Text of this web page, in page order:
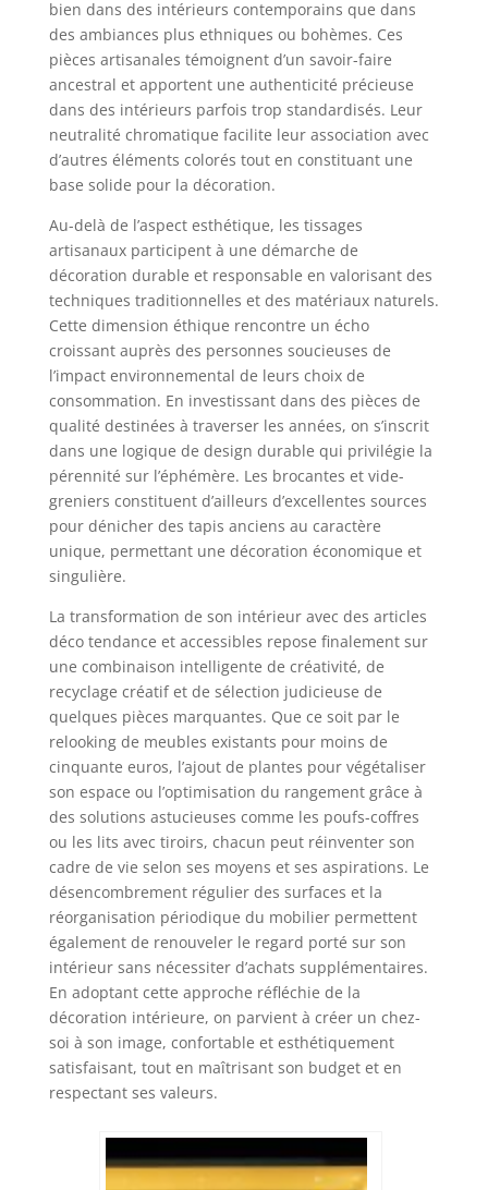
bien dans des intérieurs contemporains que dans
des ambiances plus ethniques ou bohèmes. Ces
pièces artisanales témoignent d’un savoir-faire
ancestral et apportent une authenticité précieuse
dans des intérieurs parfois trop standardisés. Leur
neutralité chromatique facilite leur association avec
d’autres éléments colorés tout en constituant une
base solide pour la décoration.
Au-delà de l’aspect esthétique, les tissages
artisanaux participent à une démarche de
décoration durable et responsable en valorisant des
techniques traditionnelles et des matériaux naturels.
Cette dimension éthique rencontre un écho
croissant auprès des personnes soucieuses de
l’impact environnemental de leurs choix de
consommation. En investissant dans des pièces de
qualité destinées à traverser les années, on s’inscrit
dans une logique de design durable qui privilégie la
pérennité sur l’éphémère. Les brocantes et vide-
greniers constituent d’ailleurs d’excellentes sources
pour dénicher des tapis anciens au caractère
unique, permettant une décoration économique et
singulière.
La transformation de son intérieur avec des articles
déco tendance et accessibles repose finalement sur
une combinaison intelligente de créativité, de
recyclage créatif et de sélection judicieuse de
quelques pièces marquantes. Que ce soit par le
relooking de meubles existants pour moins de
cinquante euros, l’ajout de plantes pour végétaliser
son espace ou l’optimisation du rangement grâce à
des solutions astucieuses comme les poufs-coffres
ou les lits avec tiroirs, chacun peut réinventer son
cadre de vie selon ses moyens et ses aspirations. Le
désencombrement régulier des surfaces et la
réorganisation périodique du mobilier permettent
également de renouveler le regard porté sur son
intérieur sans nécessiter d’achats supplémentaires.
En adoptant cette approche réfléchie de la
décoration intérieure, on parvient à créer un chez-
soi à son image, confortable et esthétiquement
satisfaisant, tout en maîtrisant son budget et en
respectant ses valeurs.